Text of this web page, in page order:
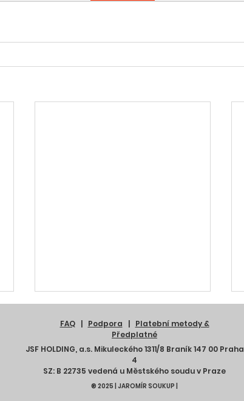
FAQ| Podpora | Platební metody &
Předplatné
JSF HOLDING, a.s. Mikuleckého 1311/8 Braník 147 00 Praha
4
SZ: B 22735 vedená u Městského soudu v Praze
® 2025 | JAROMÍR SOUKUP |